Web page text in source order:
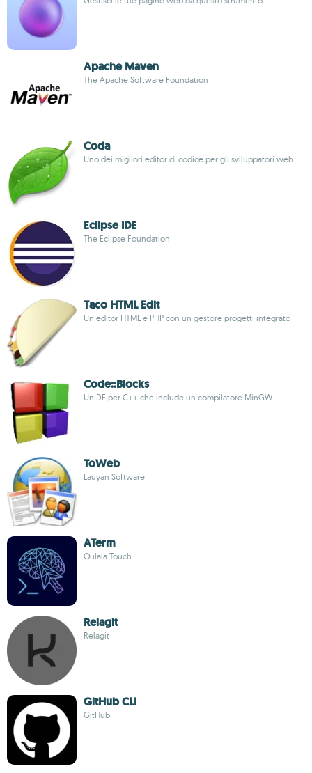
Apache Maven
The Apache Software Foundation
Coda
Uno dei migliori editor di codice per gli sviluppatori web.
Eclipse IDE
The Eclipse Foundation
Taco HTML Edit
Un editor HTML e PHP con un gestore progetti integrato
Code::Blocks
Un DE per C++ che include un compilatore MinGW
ToWeb
Lauyan Software
ATerm
Oulala Touch
Relagit
Relagit
GitHub CLI
GitHub